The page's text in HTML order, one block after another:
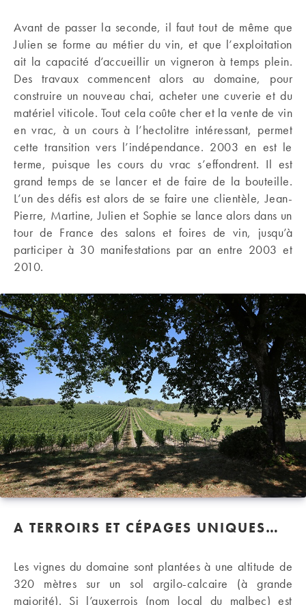
Avant de passer la seconde, il faut tout de même que
Julien se forme au métier du vin, et que l’exploitation
ait la capacité d’accueillir un vigneron à temps plein.
Des travaux commencent alors au domaine, pour
construire un nouveau chai, acheter une cuverie et du
matériel viticole. Tout cela coûte cher et la vente de vin
en vrac, à un cours à l’hectolitre intéressant, permet
cette transition vers l’indépendance. 2003 en est le
terme, puisque les cours du vrac s’effondrent. Il est
grand temps de se lancer et de faire de la bouteille.
L’un des défis est alors de se faire une clientèle, Jean-
Pierre, Martine, Julien et Sophie se lance alors dans un
tour de France des salons et foires de vin, jusqu’à
participer à 30 manifestations par an entre 2003 et
2010.
A TERROIRS ET CÉPAGES UNIQUES…
Les vignes du domaine sont plantées à une altitude de
320 mètres sur un sol argilo-calcaire (à grande
majorité). Si l’auxerrois (nom local du malbec) est